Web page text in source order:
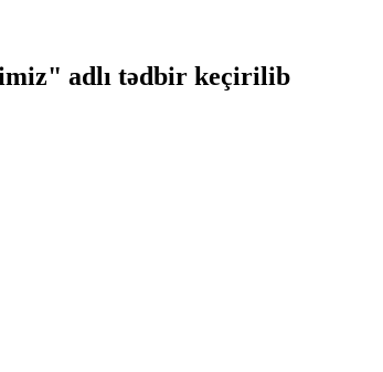
adlı tədbir keçirilib